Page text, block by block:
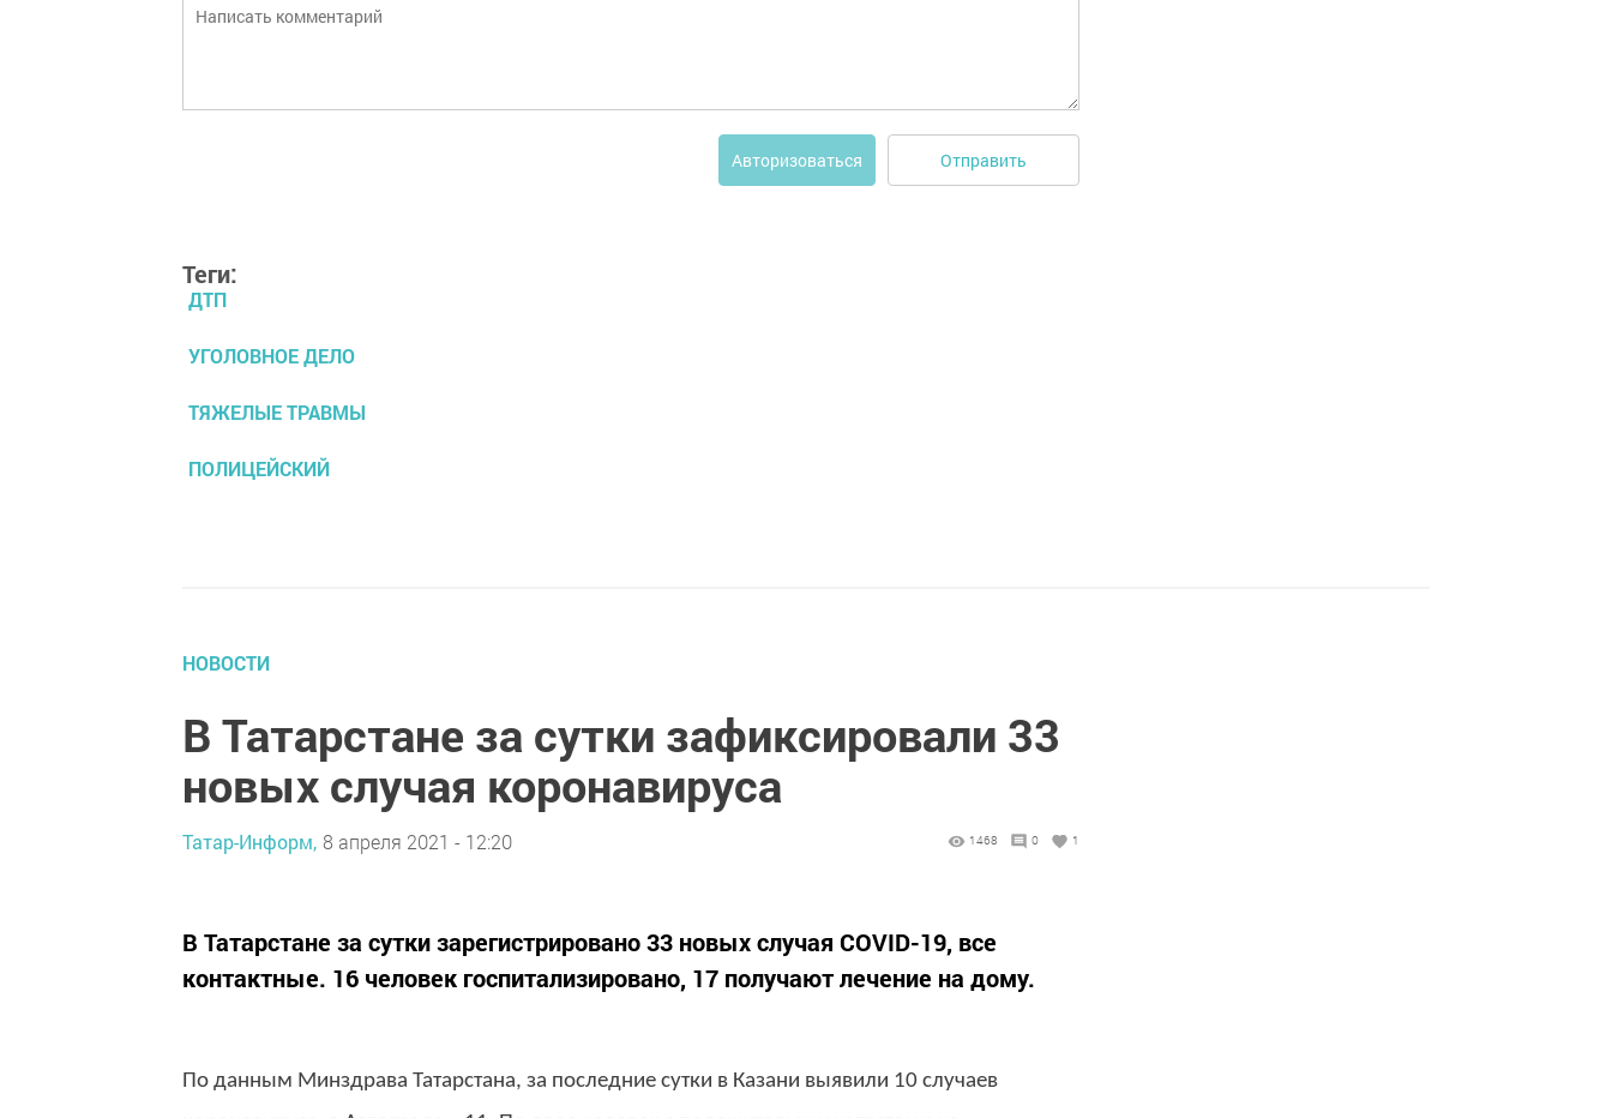
Авторизоваться Отправить
Теги:
ДТП
УГОЛОВНОЕ ДЕЛО
ТЯЖЕЛЫЕ ТРАВМЫ
ПОЛИЦЕЙСКИЙ
НОВОСТИ
В Татарстане за сутки зафиксировали 33
новых случая коронавируса
Татар-Информ, 8 апреля 2021 - 12:20 1468 0 1
​​​​​​​В Татарстане за сутки зарегистрировано 33 новых случая COVID-19, все
контактные. 16 человек госпитализировано, 17 получают лечение на дому.
По данным Минздрава Татарстана, за последние сутки в Казани выявили 10 случаев